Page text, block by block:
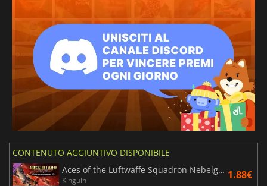
CONTENUTO AGGIUNTIVO DISPONIBILE
Aces of the Luftwaffe Squadron Nebelgeschwader
Kinguin 1.88€